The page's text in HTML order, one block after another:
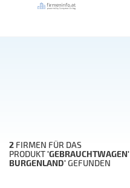
2 FIRMEN FÜR DAS
PRODUKT'GEBRAUCHTWAGEN'
BURGENLAND'GEFUNDEN